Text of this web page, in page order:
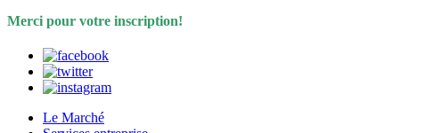
Merci pour votre inscription!
Le Marché